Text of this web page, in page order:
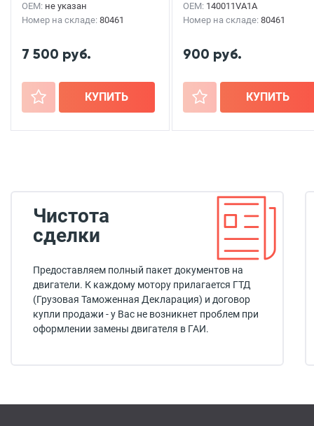
OEM: не указан
Номер на складе: 80461
7 500 руб.
+ КУПИТЬ
OEM: 140011VA1A
Номер на складе: 80461
900 руб.
+ КУПИТЬ
Чистота
сделки
Предоставляем полный пакет документов на
двигатели. К каждому мотору прилагается ГТД
(Грузовая Таможенная Декларация) и договор
купли продажи - у Вас не возникнет проблем при
оформлении замены двигателя в ГАИ.